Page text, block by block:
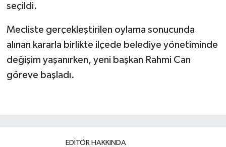
seçildi.
Mecliste gerçekleştirilen oylama sonucunda
alınan kararla birlikte ilçede belediye yönetiminde
değişim yaşanırken, yeni başkan Rahmi Can
göreve başladı.
EDITÖR HAKKINDA